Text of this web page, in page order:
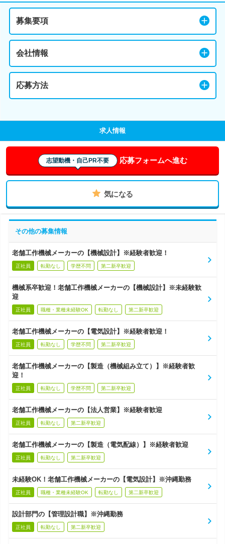
募集要項
会社情報
応募方法
求人情報
志望動機・自己PR不要 応募フォームへ進む
気になる
その他の募集情報
老舗工作機械メーカーの【機械設計】※経験者歓迎！
正社員 転勤なし 学歴不問 第二新卒歓迎
機械系卒歓迎！老舗工作機械メーカーの【機械設計】※未経験歓
迎
正社員 職種・業種未経験OK 転勤なし 第二新卒歓迎
老舗工作機械メーカーの【電気設計】※経験者歓迎！
正社員 転勤なし 学歴不問 第二新卒歓迎
老舗工作機械メーカーの【製造（機械組み立て）】※経験者歓
迎！
正社員 転勤なし 学歴不問 第二新卒歓迎
老舗工作機械メーカーの【法人営業】※経験者歓迎
正社員 転勤なし 第二新卒歓迎
老舗工作機械メーカーの【製造（電気配線）】※経験者歓迎
正社員 転勤なし 第二新卒歓迎
未経験OK！老舗工作機械メーカーの【電気設計】※沖縄勤務
正社員 職種・業種未経験OK 転勤なし 第二新卒歓迎
設計部門の【管理設計職】※沖縄勤務
正社員 転勤なし 第二新卒歓迎